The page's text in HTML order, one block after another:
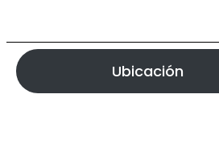
Ubicación